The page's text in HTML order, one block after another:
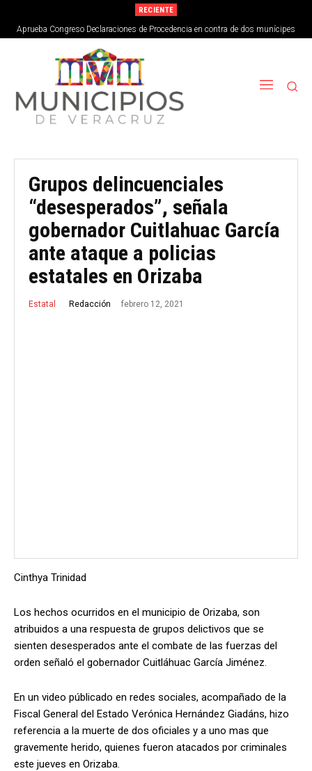
RECIENTE
Aprueba Congreso Declaraciones de Procedencia en contra de dos munícipes
Grupos delincuenciales
“desesperados”, señala
gobernador Cuitlahuac García
ante ataque a policias
estatales en Orizaba
Estatal Redacción febrero 12, 2021
Cinthya Trinidad
Los hechos ocurridos en el municipio de Orizaba, son
atribuidos a una respuesta de grupos delictivos que se
sienten desesperados ante el combate de las fuerzas del
orden señaló el gobernador Cuitláhuac García Jiménez.
En un video públicado en redes sociales, acompañado de la
Fiscal General del Estado Verónica Hernández Giadáns, hizo
referencia a la muerte de dos oficiales y a uno mas que
gravemente herido, quienes fueron atacados por criminales
este jueves en Orizaba.